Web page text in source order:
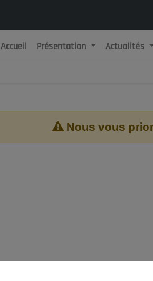
Accueil Présentation Actualités
Nous vous